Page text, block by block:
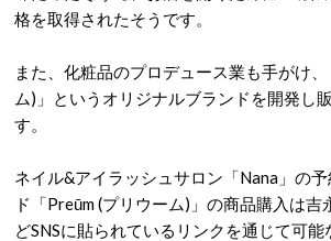
格を取得されたそうです。
また、化粧品のプロデュース業も手がけ
ム)」というオリジナルブランドを開発し
す。
ネイル&アイラッシュサロン「Nana」の
ド「Preūm (プリウーム)」の商品購入は吉
どSNSに貼られているリンクを通じて可能